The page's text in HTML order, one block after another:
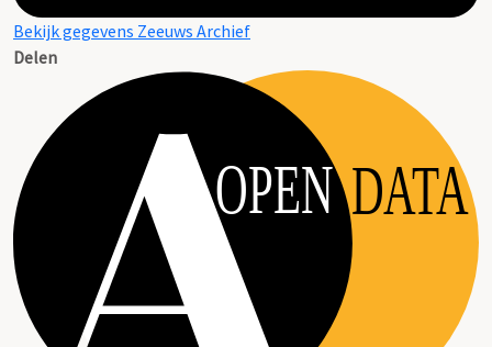
Bekijk gegevens Zeeuws Archief
Delen
OPEN DATA